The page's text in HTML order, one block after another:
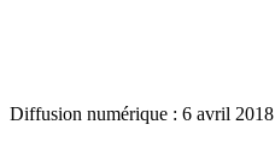
Diffusion numérique : 6 avril 2018